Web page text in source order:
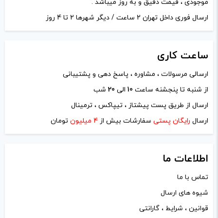
نام*
ایمیل*
ذخیره نام، ایمیل و وبسایت من در مرورگر برای زمانی که دوباره
دیدگاهی می‌نویسم.
موجودی ، قیمت دقیق و به روز میباشد .
ارسال فوری داخل تهران 2 ساعت / دیگر شهرها 2 تا 4 روز
ساعت کاری
ارسالی مرسولات ، مشاوره ، پاسخ دهی و پشتیبانی
از شنبه تا پنجشنه ساعت 10 الی 20 شب
ارسال از طریق پست پیشتاز ، تیپاکس ، ترمینال
ارسال رایگان پستی سفارشات بیش از 4 میلیون تومان
اطلاعات ما
تماس با ما
شیوه های ارسال
قوانین ، شرایط ، گارانتی